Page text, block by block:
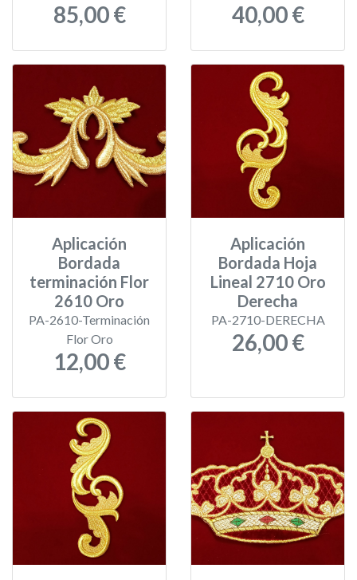
85,00 € 40,00 €
Aplicación
Bordada
terminación Flor
2610 Oro
PA-2610-Terminación
Flor Oro
12,00 €
Aplicación
Bordada Hoja
Lineal 2710 Oro
Derecha
PA-2710-DERECHA
26,00 €